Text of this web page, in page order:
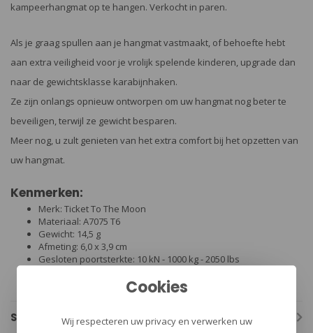
kampeerhangmat op te hangen. Verkocht in paren.
Als je graag spullen aan je hangmat vastmaakt, of behoefte hebt
aan extra veiligheid voor je vrolijk spelende kinderen, upgrade dan
naar de gewichtsklasse karabijnhaken.
Ze zijn onlangs opnieuw ontworpen om uw hangmat nog beter te
beveiligen, terwijl ze gewicht besparen.
Meer nog, u zult genieten van het extra comfort bij het opzetten van
uw hangmat.
Kenmerken:
Merk: Ticket To The Moon
Materiaal: A7075 T6
Gewicht: 14,5 g
Afmeting: 6,0 x 3,9 cm
Gesloten poortsterkte: 10 kN - 1000 kg - 2050 lbs
10 jaar garantie tegen fabricage- en materiaalfouten
Specificaties
Cookies
Wij respecteren uw privacy en verwerken uw